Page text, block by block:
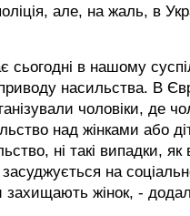
але, на жаль, в
сьогодні в нашому
приводу насильства. В
чоловіки, де
над жінками або
ні такі випадки, як
на
захищають жінок, -